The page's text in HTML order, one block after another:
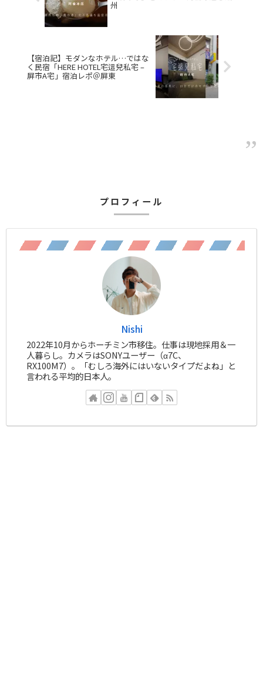
州
【宿泊記】モダンなホテル…ではな
く民宿「HERE HOTEL宅這兒私宅 –
屏市A宅」宿泊レポ＠屏東
プロフィール
Nishi
2022年10月からホーチミン市移住。仕事は現地採用＆一
人暮らし。カメラはSONYユーザー（α7C、
RX100M7）。「むしろ海外にはいないタイプだよね」と
言われる平均的日本人。